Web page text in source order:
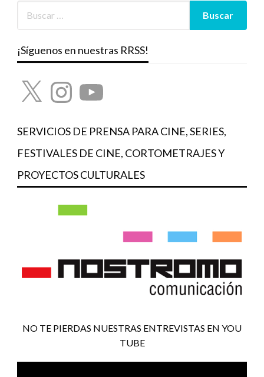
¡Síguenos en nuestras RRSS!
X InstagramYouTube
SERVICIOS DE PRENSA PARA CINE, SERIES,
FESTIVALES DE CINE, CORTOMETRAJES Y
PROYECTOS CULTURALES
NO TE PIERDAS NUESTRAS ENTREVISTAS EN YOU
TUBE